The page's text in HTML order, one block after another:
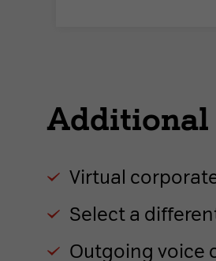
Additional
Virtual
Select a
Outgoing voice